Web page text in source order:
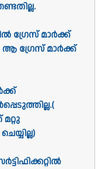
ഗ്രേസ് മാർക്ക്
ആ ഗ്രേസ് മാർക്ക്
മറ്റു